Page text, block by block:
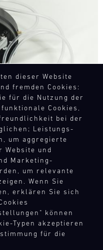
dieser Website
fremden Cookies:
für die Nutzung der
Cookies,
bei der
Leistungs-
um aggregierte
Website und
Marketing-
um relevante
Wenn Sie
erklären Sie sich
können
Typen akzeptieren
für die